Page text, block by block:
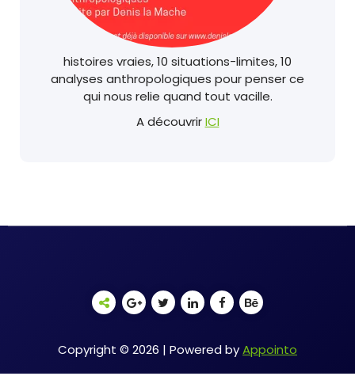
histoires vraies, 10 situations-limites, 10
analyses anthropologiques pour penser ce
qui nous relie quand tout vacille.
A découvrirICI
Copyright © 2026 | Powered byAppointo